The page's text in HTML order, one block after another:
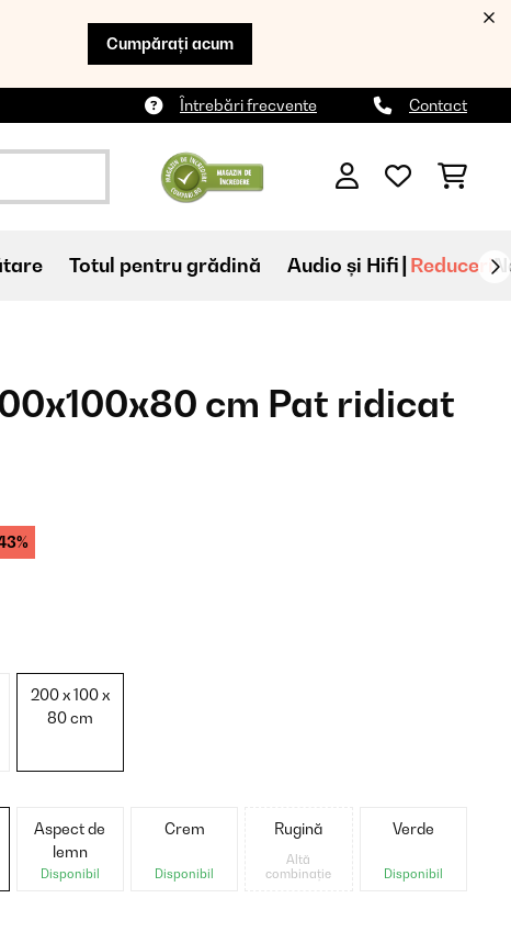
Cumpărați acum
Întrebări frecvente Contact
Totul pentru grădină Audio și Hifi Reduceri
cm Pat ridicat
200 x 100 x
80 cm
Aspect de
lemn
Disponibil
Crem
Disponibil
Rugină
Altă
combinație
Verde
Disponibil